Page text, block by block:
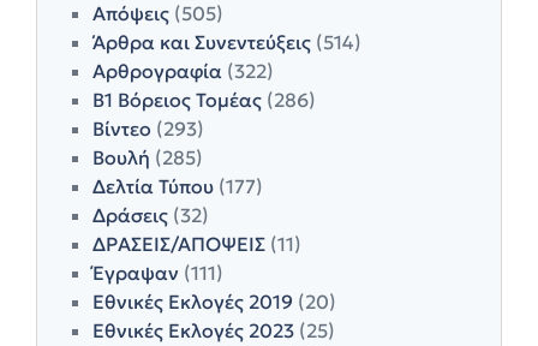
Απόψεις (505)
Άρθρα και Συνεντεύξεις (514)
Αρθρογραφία (322)
Β1 Βόρειος Τομέας (286)
Βίντεο (293)
Βουλή (285)
Δελτία Τύπου (177)
Δράσεις (32)
ΔΡΑΣΕΙΣ/ΑΠΟΨΕΙΣ (11)
Έγραψαν (111)
Εθνικές Εκλογές 2019 (20)
Εθνικές Εκλογές 2023 (25)